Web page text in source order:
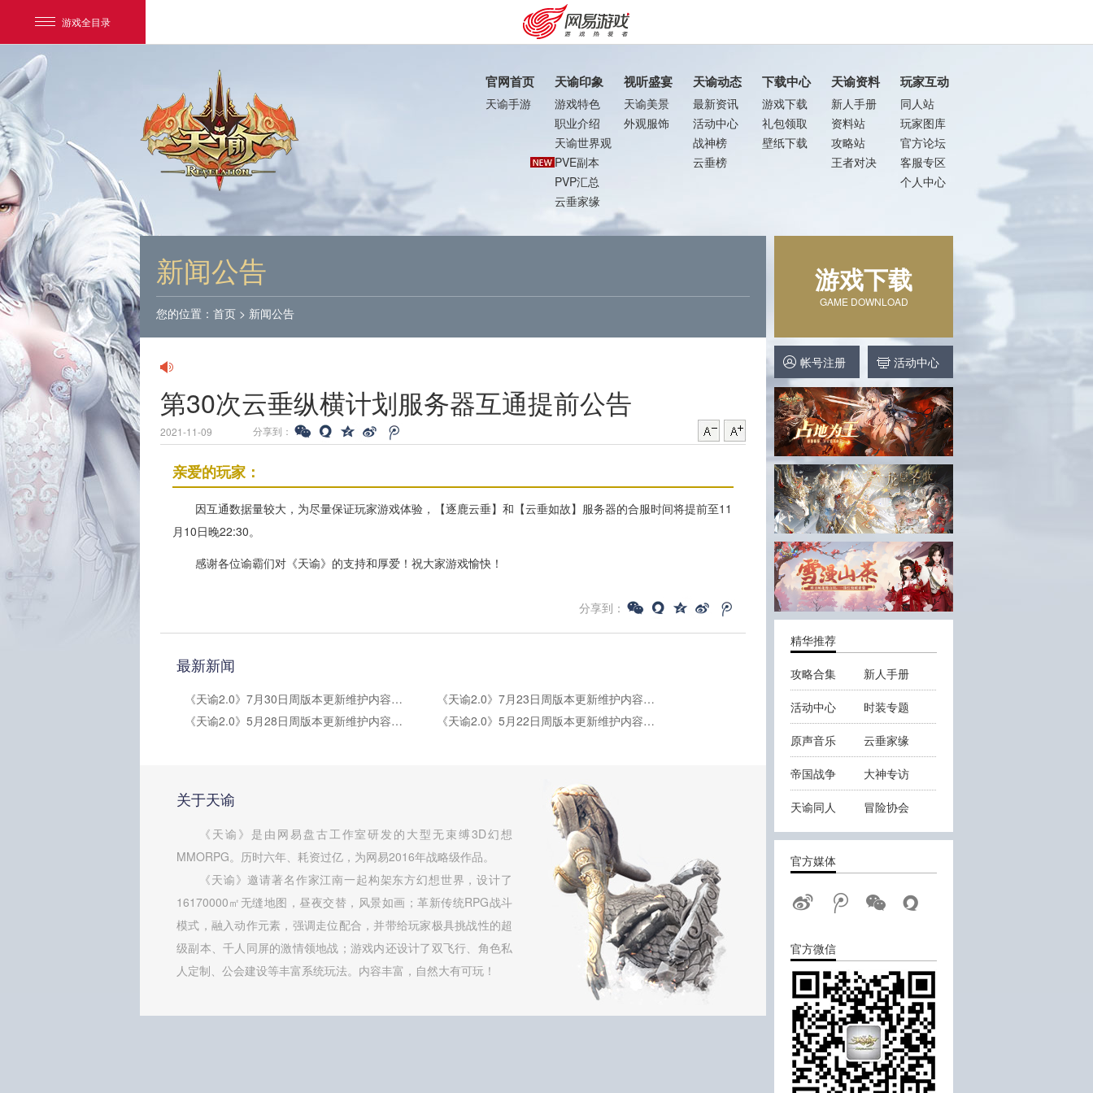
游戏全目录
网易游戏
我的足迹： 天谕
官网首页
天谕手游
天谕印象
游戏特色
职业介绍
天谕世界观
PVE副本
PVP汇总
云垂家缘
视听盛宴
天谕美景
外观服饰
天谕动态
最新资讯
活动中心
战神榜
云垂榜
下载中心
游戏下载
礼包领取
壁纸下载
天谕资料
新人手册
资料站
攻略站
王者对决
玩家互动
同人站
玩家图库
官方论坛
客服专区
个人中心
新闻公告
您的位置： 首页 > 新闻公告
第30次云垂纵横计划服务器互通提前公告
2021-11-09 分享到：
亲爱的玩家：
因互通数据量较大，为尽量保证玩家游戏体验，【逐鹿云垂】和【云垂如故】服务器的合服时间将提前至11
月10日晚22:30。
感谢各位谕霸们对《天谕》的支持和厚爱！祝大家游戏愉快！
分享到：
最新新闻
《天谕2.0》7月30日周版本更新维护内容公告
《天谕2.0》7月23日周版本更新维护内容公告
《天谕2.0》5月28日周版本更新维护内容公告
《天谕2.0》5月22日周版本更新维护内容公告
关于天谕
《天谕》是由网易盘古工作室研发的大型无束缚3D幻想
MMORPG。历时六年、耗资过亿，为网易2016年战略级作品。
《天谕》邀请著名作家江南一起构架东方幻想世界，设计了
16170000㎡无缝地图，昼夜交替，风景如画；革新传统RPG战斗
模式，融入动作元素，强调走位配合，并带给玩家极具挑战性的超
级副本、千人同屏的激情领地战；游戏内还设计了双飞行、角色私
人定制、公会建设等丰富系统玩法。内容丰富，自然大有可玩！
游戏下载
GAME DOWNLOAD
帐号注册 活动中心
精华推荐
攻略合集 新人手册
活动中心 时装专题
原声音乐 云垂家缘
帝国战争 大神专访
天谕同人 冒险协会
云垂战报
官方媒体
官方微信